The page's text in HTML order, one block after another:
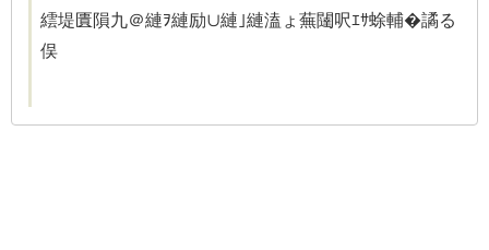
繧堤匱隕九＠縺ｦ縺励∪縺｣縺溘ょ蕪闥呎ｴｻ蜍輔�譎る
俣